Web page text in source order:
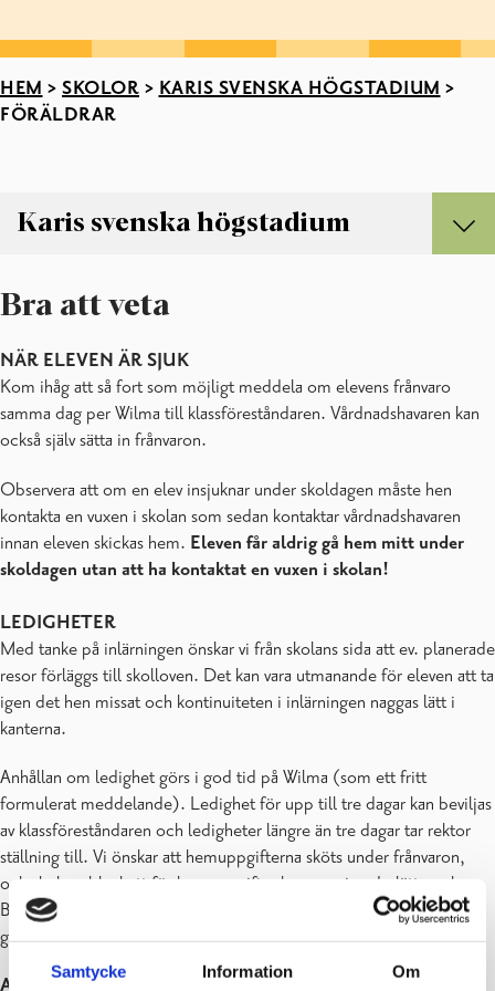
Samtycke Information Om
HEM > SKOLOR > KARIS SVENSKA HÖGSTADIUM >
FÖRÄLDRAR
Karis svenska högstadium
Antimobbningsplan
Elev- och hälsovård
Elevkåren
Föräldrar
KSH personal
Ordnings- och trivselregler
Skolinfo
Studieteknik
Undervisningen
Vanliga frågor
Bra att veta
NÄR ELEVEN ÄR SJUK
Kom ihåg att så fort som möjligt meddela om elevens frånvaro
samma dag per Wilma till klassföreståndaren. Vårdnadshavaren kan
också själv sätta in frånvaron.
Observera att om en elev insjuknar under skoldagen måste hen
kontakta en vuxen i skolan som sedan kontaktar vårdnadshavaren
innan eleven skickas hem. Eleven får aldrig gå hem mitt under
skoldagen utan att ha kontaktat en vuxen i skolan!
LEDIGHETER
Med tanke på inlärningen önskar vi från skolans sida att ev. planerade
resor förläggs till skolloven. Det kan vara utmanande för eleven att ta
igen det hen missat och kontinuiteten i inlärningen naggas lätt i
kanterna.
Anhållan om ledighet görs i god tid på Wilma (som ett fritt
formulerat meddelande). Ledighet för upp till tre dagar kan beviljas
av klassföreståndaren och ledigheter längre än tre dagar tar rektor
ställning till. Vi önskar att hemuppgifterna sköts under frånvaron,
och skolans blankett för hemuppgifter hoppas vi underlättar saken.
Blanketten, som finns utanför rektors kansli, fylls i god tid i och
godkänns av rektor innan den planerade frånvaron.
ADRESSFÖRÄNDRINGAR